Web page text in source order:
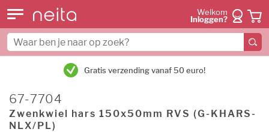
Welkom
Inloggen?
Gratis verzending vanaf 50 euro!
67-7704
Zwenkwiel hars 150x50mm RVS (G-KHARS-
NLX/PL)